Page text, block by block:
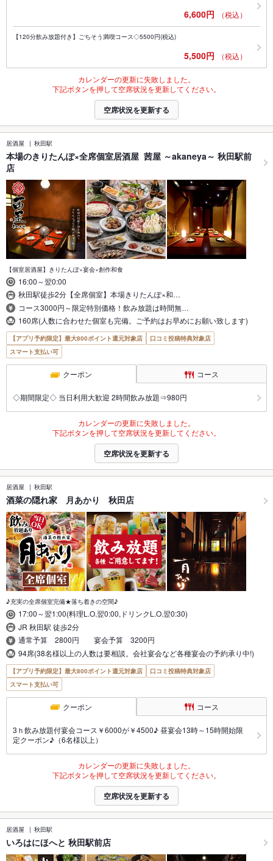
6,600円 （税込）
【120分飲み放題付き】ごちそう満喫コース◇5500円(税込)
5,500円 （税込）
カレンダーの更新に失敗しました。
下記ボタンを押して空席状況を更新してください。
空席状況を更新する
居酒屋 秋田駅
本場のきりたんぽ×全席個室居酒屋 茜屋 ～akaneya～ 秋田駅前
店
【個室居酒屋】きりたんぽ×宴会×創作和食
16:00～翌0:00
秋田駅徒歩2分【全席個室】本場きりたんぽ×和…
コース3000円～限定特別価格！飲み放題は時間無…
160席(人数に合わせた個室も完備。ご予約はお早めにお願い致します)
【アプリ予約限定】最大800ポイント還元対象店
口コミ投稿特典対象店
スマート支払い可
クーポン コース
◇期間限定◇ 当日利用大歓迎 2時間飲み放題⇒980円
カレンダーの更新に失敗しました。
下記ボタンを押して空席状況を更新してください。
空席状況を更新する
居酒屋 秋田駅
酒菜の隠れ家 月あかり 秋田店
♪充実の全席個室完備★落ち着きの空間♪
17:00～翌1:00(料理L.O.翌0:00,ドリンクL.O.翌0:30)
JR 秋田駅 徒歩2分
通常予算 2800円 宴会予算 3200円
94席(38名様以上の人数は要相談。会社宴会など各種宴会の予約承り中!)
【アプリ予約限定】最大800ポイント還元対象店
口コミ投稿特典対象店
スマート支払い可
クーポン コース
3ｈ飲み放題付宴会コース￥6000が￥4500♪ 昼宴会13時～15時開始限
定クーポン♪（6名様以上）
カレンダーの更新に失敗しました。
下記ボタンを押して空席状況を更新してください。
空席状況を更新する
居酒屋 秋田駅
いろはにほへと 秋田駅前店